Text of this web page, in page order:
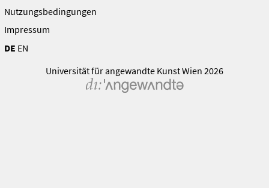
Nutzungsbedingungen
Impressum
DE EN
Universität für angewandte Kunst Wien 2026